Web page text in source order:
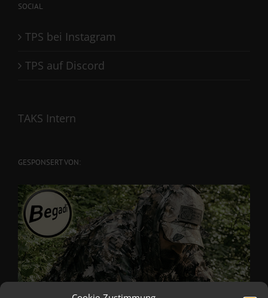
SOCIAL
TPS bei Instagram
TPS auf Discord
TAKS Intern
GESPONSERT VON: